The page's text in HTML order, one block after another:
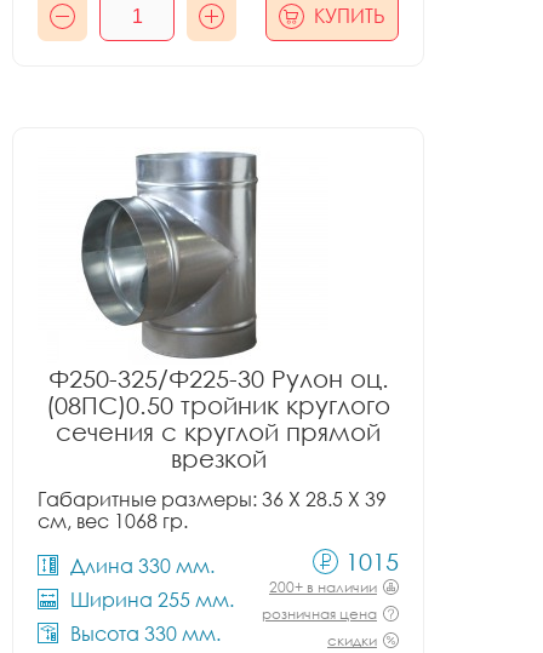
КУПИТЬ
Ф250-325/Ф225-30 Рулон оц.
(08ПС)0.50 тройник круглого
сечения с круглой прямой
врезкой
Габаритные размеры: 36 X 28.5 X 39
см, вес 1068 гр.
Длина 330 мм.
Ширина 255 мм.
Высота 330 мм.
1015
200+ в наличии
розничная цена
скидки